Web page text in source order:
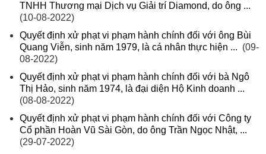
TNHH Thương mại Dịch vụ Giải trí Diamond, do ông ...
(10-08-2022)
Quyết định xử phạt vi phạm hành chính đối với ông Bùi
Quang Viễn, sinh năm 1979, là cá nhân thực hiện ... (09-
08-2022)
Quyết định xử phạt vi phạm hành chính đối với bà Ngô
Thị Hảo, sinh năm 1974, là đại diện Hộ Kinh doanh ...
(08-08-2022)
Quyết định xử phạt vi phạm hành chính đối với Công ty
Cổ phần Hoàn Vũ Sài Gòn, do ông Trần Ngọc Nhật, ...
(29-07-2022)